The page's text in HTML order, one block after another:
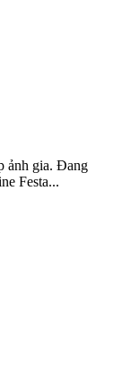
ảnh gia. Đang
Festa...